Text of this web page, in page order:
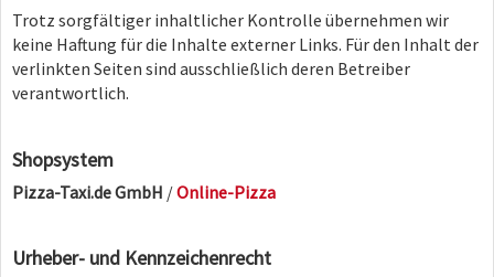
Trotz sorgfältiger inhaltlicher Kontrolle übernehmen wir
keine Haftung für die Inhalte externer Links. Für den Inhalt der
verlinkten Seiten sind ausschließlich deren Betreiber
verantwortlich.
Shopsystem
Pizza-Taxi.de GmbH /Online-Pizza
Urheber- und Kennzeichenrecht